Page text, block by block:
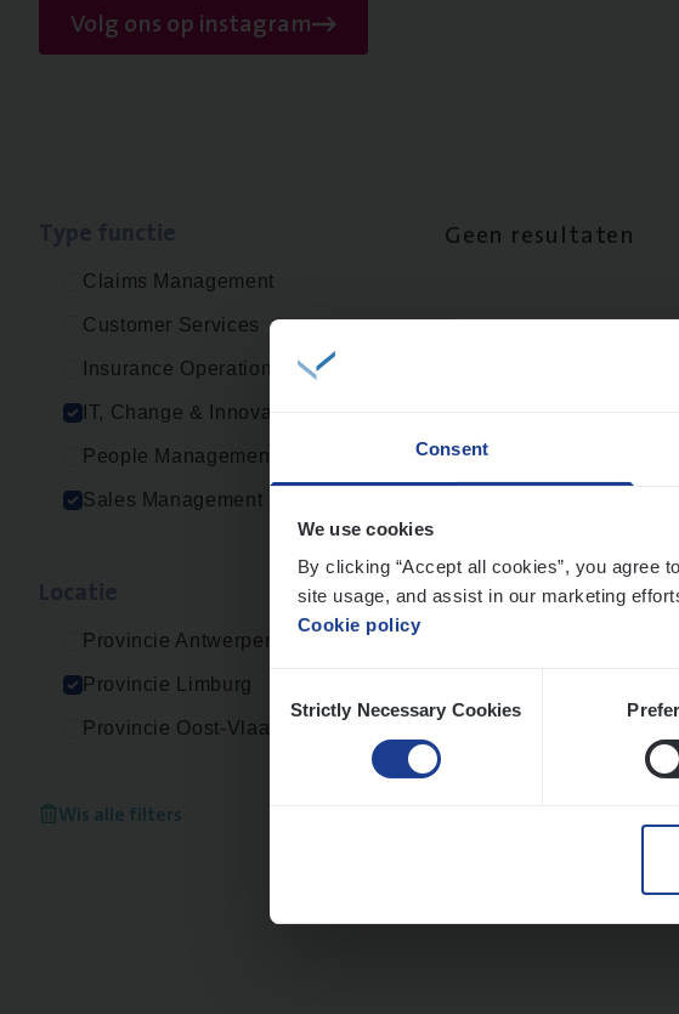
Consent
We use cookies
By clicking “Accept all cookies”, you agree
site usage, and assist in our marketing
Cookie policy
Selection
Strictly Necessary Cookies
Volg ons op instagram
Claims Management
Customer Services
Insurance Operations
IT, Change & Innovation
People Management
Sales Management
Provincie Antwerpen
Provincie Limburg
Provincie Oost-Vlaanderen
Wis alle filters
Geen resultaten